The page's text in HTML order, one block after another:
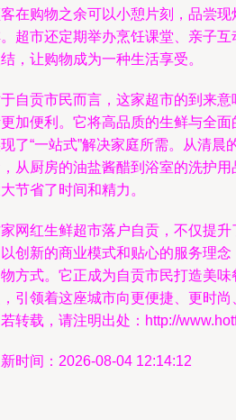
在购物之余可以小憩片刻，品尝
超市还定期举办烹饪课堂、亲子
，让购物成为一种生活享受。
自贡市民而言，这家超市的到来
加便利。它将高品质的生鲜与全
了“一站式”解决家庭所需。从清晨
从厨房的油盐酱醋到浴室的洗护
节省了时间和精力。
网红生鲜超市落户自贡，不仅提
创新的商业模式和贴心的服务理
方式。它正成为自贡市民打造美
引领着这座城市向更便捷、更时
转载，请注明出处：http://
时间：2026-08-04 12:14:12